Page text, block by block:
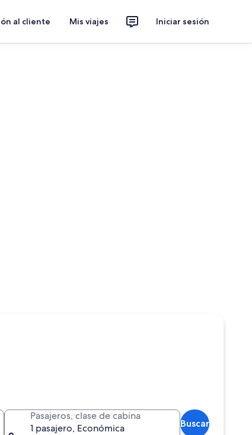
al cliente Mis viajes Iniciar sesión
Pasajeros, clase de cabina
1 pasajero, Económica
Buscar